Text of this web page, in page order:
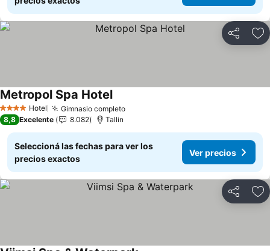
Compartir
4 EstrellasHotel Gimnasio completoVer precios
Metropol Spa HotelVer precios
8,8 Excelente 8.082 Tallin
Seleccioná las fechas para ver los
precios exactos
Ver precios
Compartir